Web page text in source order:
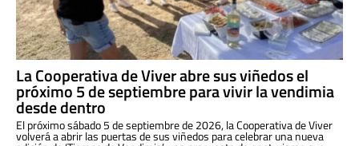
La Cooperativa de Viver abre sus viñedos el
próximo 5 de septiembre para vivir la vendimia
desde dentro
El próximo sábado 5 de septiembre de 2026, la Cooperativa de Viver
volverá a abrir las puertas de sus viñedos para celebrar una nueva